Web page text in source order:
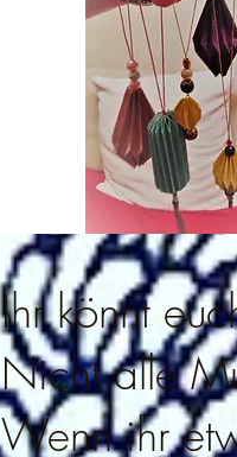
Ihr könnt
Nicht alle
Wenn ihr